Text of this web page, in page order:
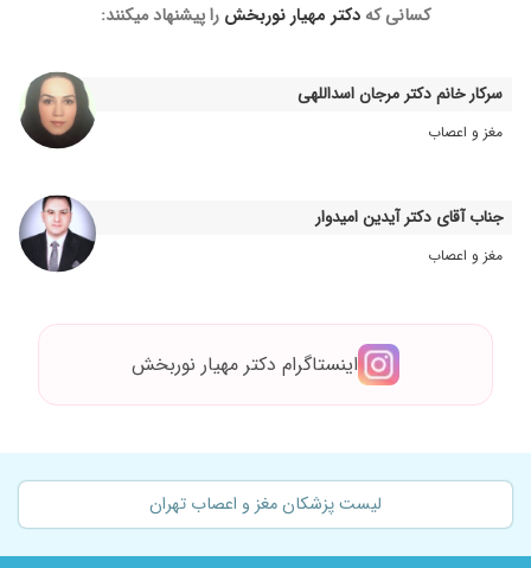
کسانی که دکتر مهیار نوربخش را پیشنهاد میکنند:
سرکار خانم دکتر مرجان اسداللهی
مغز و اعصاب
جناب آقای دکتر آیدین امیدوار
مغز و اعصاب
اینستاگرام دکتر مهیار نوربخش
لیست پزشکان مغز و اعصاب تهران